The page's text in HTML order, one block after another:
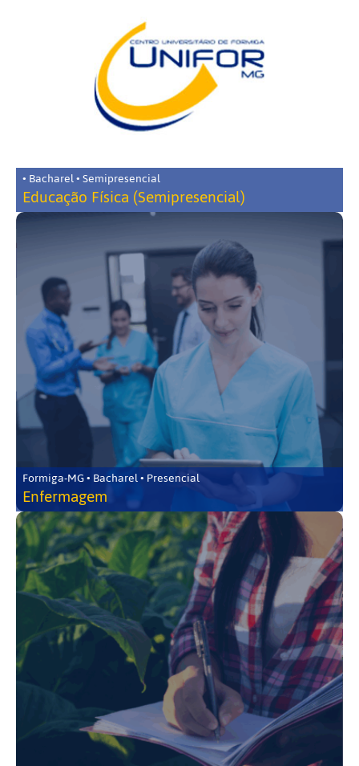
• Bacharel • Semipresencial
Educação Física (Semipresencial)
Formiga-MG • Bacharel • Presencial
Enfermagem